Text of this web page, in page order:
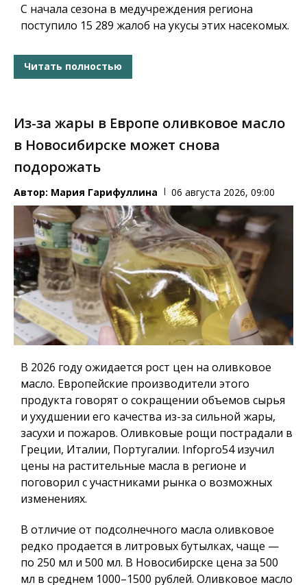
С начала сезона в медучреждения региона
поступило 15 289 жалоб на укусы этих насекомых.
Читать полностью
Из-за жары в Европе оливковое масло
в Новосибирске может снова
подорожать
Автор: Мария Гарифуллина 06 августа 2026, 09:00
В 2026 году ожидается рост цен на оливковое
масло. Европейские производители этого
продукта говорят о сокращении объемов сырья
и ухудшении его качества из-за сильной жары,
засухи и пожаров. Оливковые рощи пострадали в
Греции, Италии, Португалии. Infopro54изучил
цены на растительные масла в регионе и
поговорил с участниками рынка о возможных
изменениях.
В отличие от подсолнечного масла оливковое
редко продается в литровых бутылках, чаще —
по 250 мл и 500 мл. В Новосибирске цена за 500
мл в среднем 1000–1500 рублей. Оливковое масло